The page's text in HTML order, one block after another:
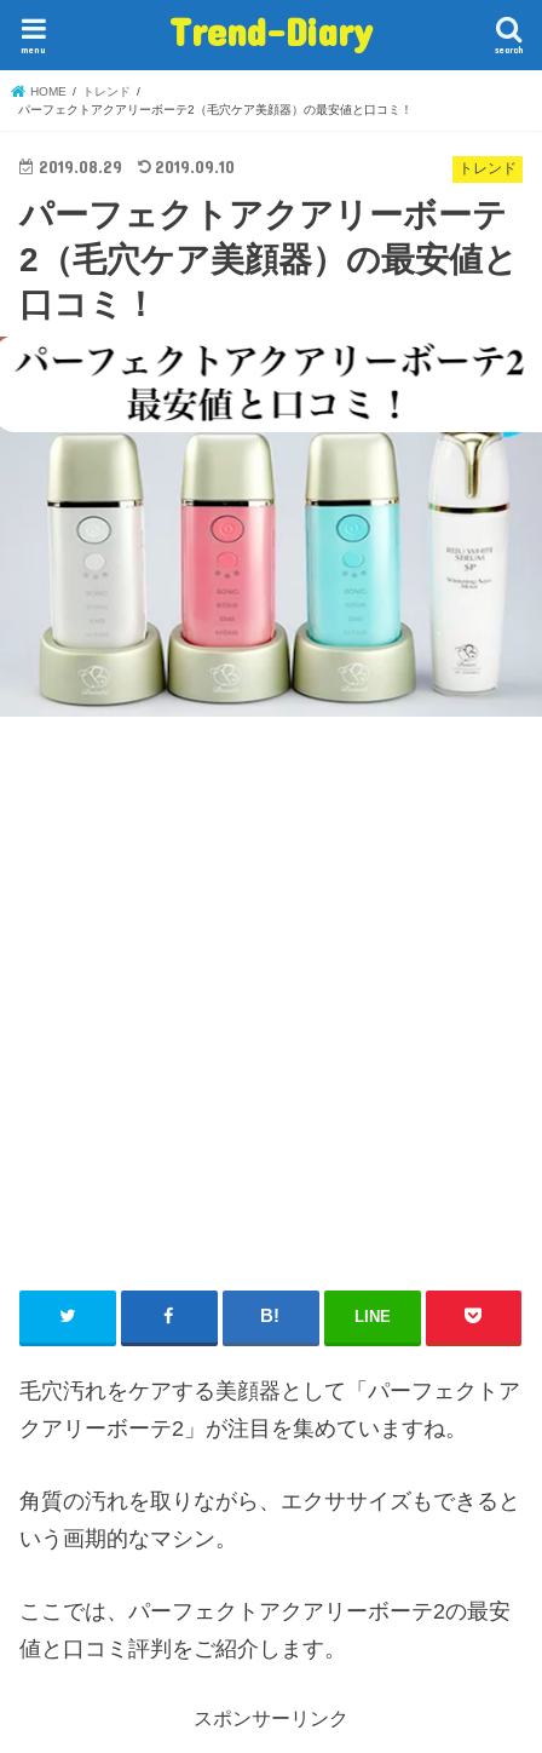
Trend-Diary search
menu
HOME
トレンド
パーフェクトアクアリーボーテ2（毛穴ケア美顔器）の最安値と口コミ！
トレンド
2019.08.29 2019.09.10
パーフェクトアクアリーボーテ
2（毛穴ケア美顔器）の最安値と
口コミ！
LINE
毛穴汚れをケアする美顔器として「パーフェクトア
クアリーボーテ2」が注目を集めていますね。
角質の汚れを取りながら、エクササイズもできると
いう画期的なマシン。
ここでは、パーフェクトアクアリーボーテ2の最安
値と口コミ評判をご紹介します。
スポンサーリンク